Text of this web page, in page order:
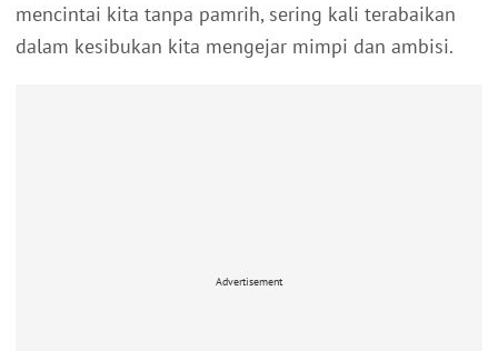
mencintai kita tanpa pamrih, sering kali terabaikan
dalam kesibukan kita mengejar mimpi dan ambisi.
Advertisement